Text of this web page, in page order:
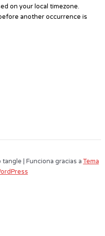
on your local timezone.
another occurrence is
| Funciona gracias aTema